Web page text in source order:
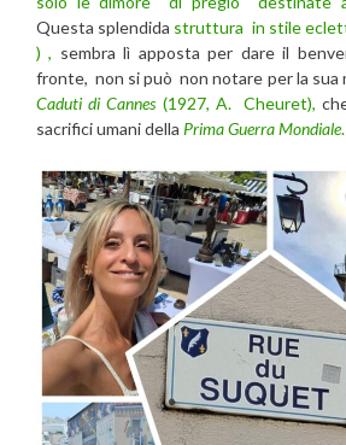
Questa splendida struttura in stile
) , sembra lì apposta per dare il
fronte, non si può non notare per la sua
Caduti di Cannes(1927, A. Cheuret),
sacrifici umani della Prima Guerra Mondiale.